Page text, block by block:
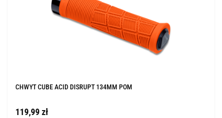
CHWYT CUBE ACID DISRUPT 134MM POM
119,99 zł